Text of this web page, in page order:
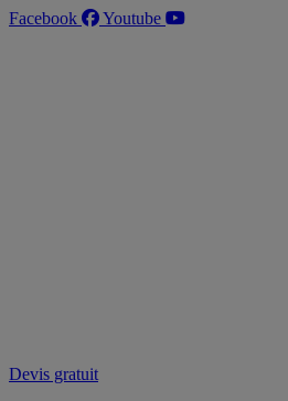
Aller
Facebook Youtube
Devis gratuit